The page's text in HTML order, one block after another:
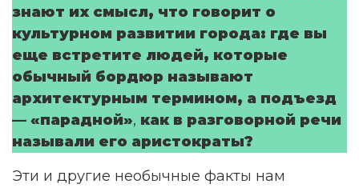
знают их смысл, что говорит о
культурном развитии города: где вы
еще встретите людей, которые
обычный бордюр называют
архитектурным термином, а подъезд
— «парадной», как в разговорной речи
называли его аристократы?
Эти и другие необычные факты нам